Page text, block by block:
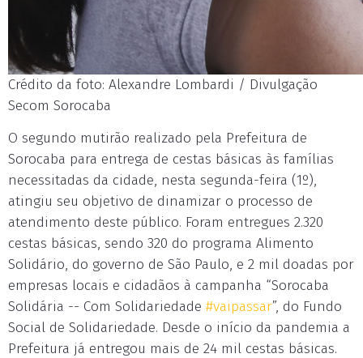
Crédito da foto: Alexandre Lombardi / Divulgação
Secom Sorocaba
O segundo mutirão realizado pela Prefeitura de
Sorocaba para entrega de cestas básicas às famílias
necessitadas da cidade, nesta segunda-feira (1º),
atingiu seu objetivo de dinamizar o processo de
atendimento deste público. Foram entregues 2.320
cestas básicas, sendo 320 do programa Alimento
Solidário, do governo de São Paulo, e 2 mil doadas por
empresas locais e cidadãos à campanha “Sorocaba
Solidária -- Com Solidariedade #vaipassar”, do Fundo
Social de Solidariedade. Desde o início da pandemia a
Prefeitura já entregou mais de 24 mil cestas básicas.